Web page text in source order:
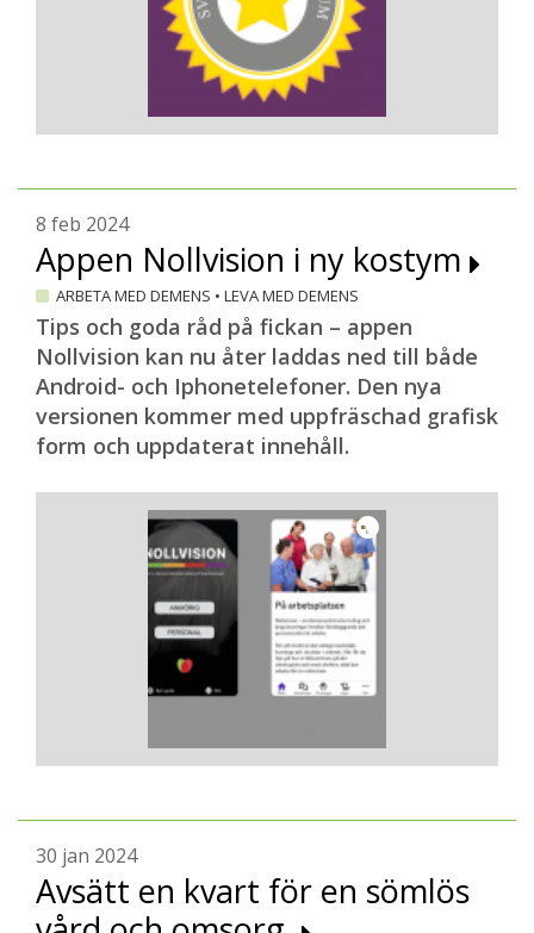
8 feb 2024
Appen Nollvision i ny kostym
ARBETA MED DEMENS • LEVA MED DEMENS
Tips och goda råd på fickan – appen
Nollvision kan nu åter laddas ned till både
Android- och Iphonetelefoner. Den nya
versionen kommer med uppfräschad grafisk
form och uppdaterat innehåll.
30 jan 2024
Avsätt en kvart för en sömlös